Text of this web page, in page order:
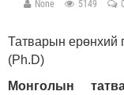
None 5149
Татварын ерөнхий
(Ph.D)
Монголын